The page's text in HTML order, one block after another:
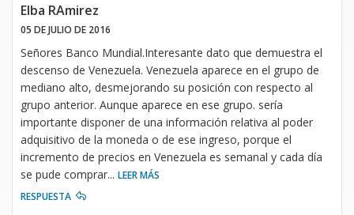
Elba RAmirez
05 DE JULIO DE 2016
Señores Banco Mundial.Interesante dato que demuestra el
descenso de Venezuela. Venezuela aparece en el grupo de
mediano alto, desmejorando su posición con respecto al
grupo anterior. Aunque aparece en ese grupo. sería
importante disponer de una información relativa al poder
adquisitivo de la moneda o de ese ingreso, porque el
incremento de precios en Venezuela es semanal y cada día
se pude comprar... LEER MÁS
RESPUESTA